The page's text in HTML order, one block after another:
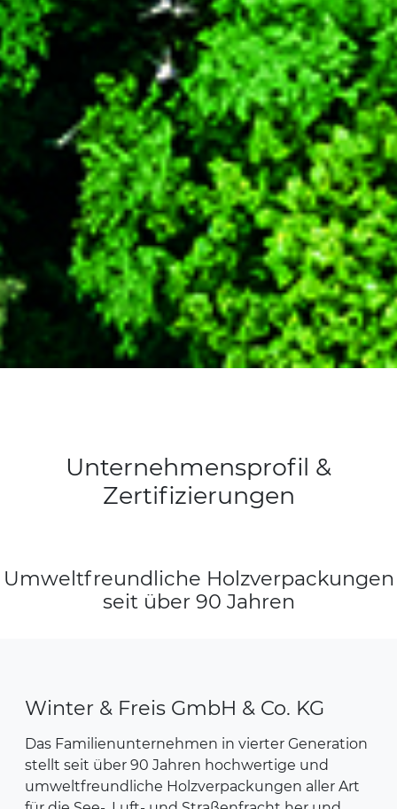
Unternehmensprofil &
Zertifizierungen
Umweltfreundliche Holzverpackungen
seit über 90 Jahren
Winter & Freis GmbH & Co. KG
Das Familienunternehmen in vierter Generation
stellt seit über 90 Jahren hochwertige und
umweltfreundliche Holzverpackungen aller Art